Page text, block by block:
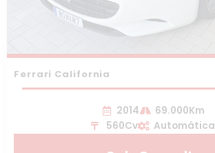
Ferrari California
2014
69.000Km
560Cv
Automática